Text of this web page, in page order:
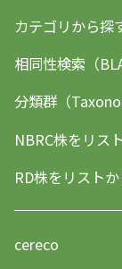
カテゴリから探
相同性検索（
分類群（
NBRC株をリス
RD株をリスト
cereco